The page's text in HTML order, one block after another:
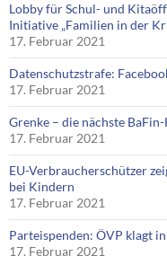
Lobby für Schul- und
Initiative „Familien in der
17. Februar 2021
Datenschutzstrafe:
17. Februar 2021
Grenke – die nächste
17. Februar 2021
EU-Verbraucherschützer
bei Kindern
17. Februar 2021
Parteispenden: ÖVP klagt
17. Februar 2021